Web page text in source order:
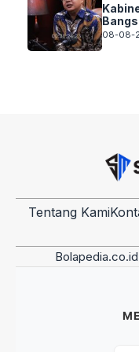
08-08-
Tentang Kami